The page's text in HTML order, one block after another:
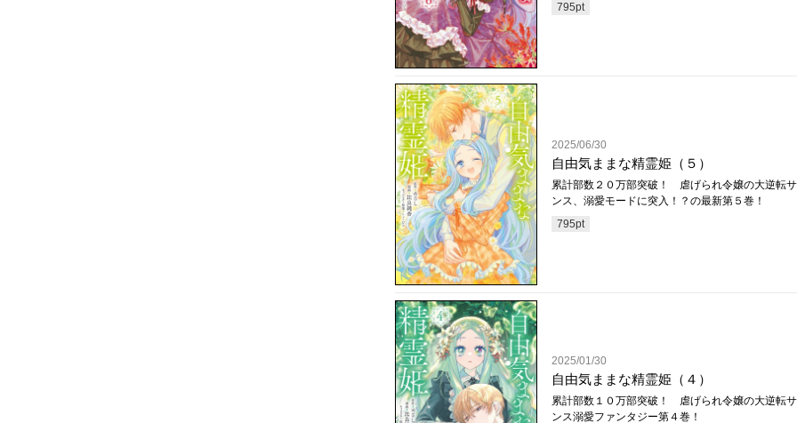
795pt
2025/06/30
自由気ままな精霊姫（５）
累計部数２０万部突破！ 虐げられ令嬢の大逆転
ンス、溺愛モードに突入！？の最新第５巻！
795pt
2025/01/30
自由気ままな精霊姫（４）
累計部数１０万部突破！ 虐げられ令嬢の大逆転
ンス溺愛ファンタジー第４巻！